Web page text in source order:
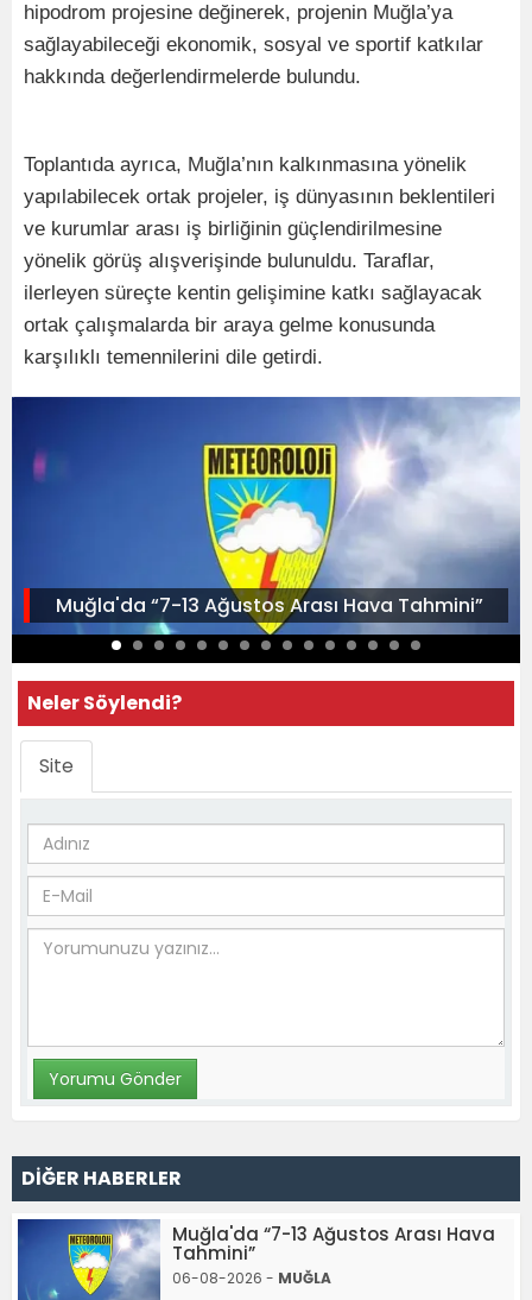
hipodrom projesine değinerek, projenin Muğla’ya
sağlayabileceği ekonomik, sosyal ve sportif katkılar
hakkında değerlendirmelerde bulundu.
Toplantıda ayrıca, Muğla’nın kalkınmasına yönelik
yapılabilecek ortak projeler, iş dünyasının beklentileri
ve kurumlar arası iş birliğinin güçlendirilmesine
yönelik görüş alışverişinde bulunuldu. Taraflar,
ilerleyen süreçte kentin gelişimine katkı sağlayacak
ortak çalışmalarda bir araya gelme konusunda
karşılıklı temennilerini dile getirdi.
Muğla'da “7-13 Ağustos Arası Hava Tahmini”
Neler Söylendi?
Site
DİĞER HABERLER
Muğla'da “7-13 Ağustos Arası Hava
Tahmini”
06-08-2026 - MUĞLA